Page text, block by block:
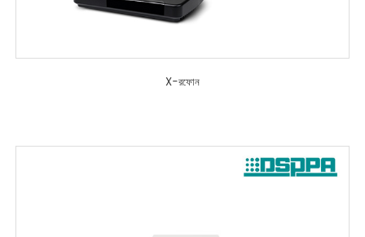
X-রফোন